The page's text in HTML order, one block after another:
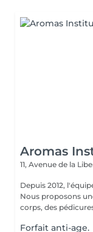
Aromas
11, Avenue de la
Depuis 2012,
Nous proposons
corps, des
Forfait anti-age.